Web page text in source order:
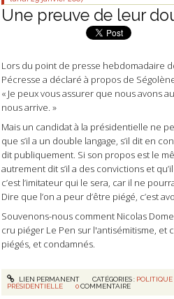
Une preuve de leur
Lors du point de presse hebdomadaire
Pécresse a déclaré à propos de
« Je peux vous assurer que nous avons
nous arrive. »
Mais un candidat à la présidentielle ne
que s’il a un double langage, s’il dit en
dit publiquement. Si son propos est le
autrement dit s’il a des convictions et
c’est l’imitateur qui le sera, car il ne
Dire que l’on a peur d’être piégé, c’est
Souvenons-nous comment Nicolas
cru piéger Le Pen sur l'antisémitisme,
piégés, et condamnés.
LIEN PERMANENT CATÉGORIES :
PRÉSIDENTIELLE
0 COMMENTAIRE